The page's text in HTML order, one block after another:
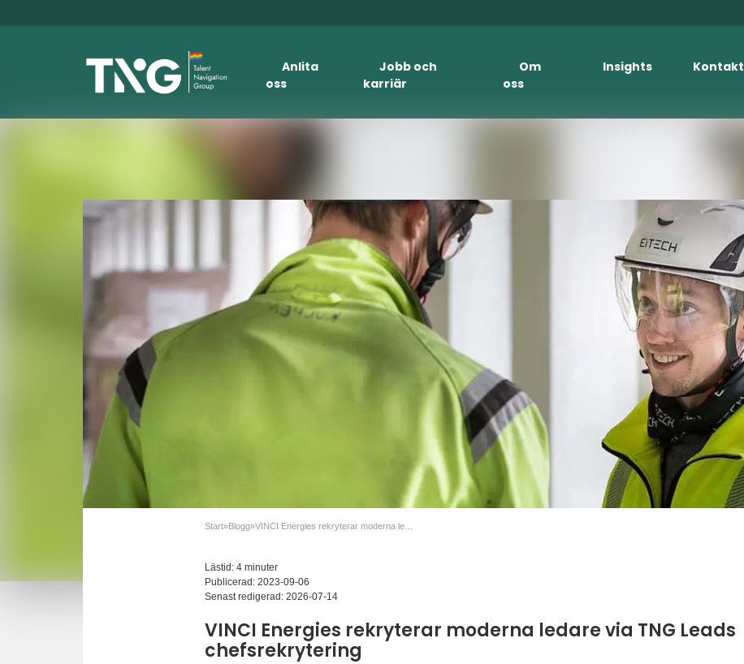
Anlita
oss
Jobb och
karriär
Om
oss
Insights Kontakt
Start»Blogg»
Lästid: 4 minuter
Publicerad: 2023-09-06
Senast redigerad: 2026-07-14
VINCI Energies rekryterar moderna ledare via TNG Leads
chefsrekrytering